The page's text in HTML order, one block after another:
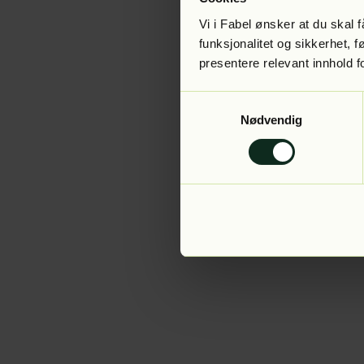
Vi i Fabel ønsker at du skal
funksjonalitet og sikkerhet,
presentere relevant innhold
Nødvendig
Application